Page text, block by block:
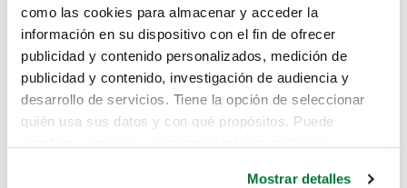
como las cookies para almacenar y acceder la
información en su dispositivo con el fin de ofrecer
publicidad y contenido personalizados, medición de
publicidad y contenido, investigación de audiencia y
desarrollo de servicios. Tiene la opción de seleccionar
quién usa sus datos y con qué propósitos. Puede
Mostrar detalles
Lo sentimos, no sabemos como
te hemos traido hasta aquí.
Pero puedes encontrar el coche que estás
buscando en alguno de estos enlaces: